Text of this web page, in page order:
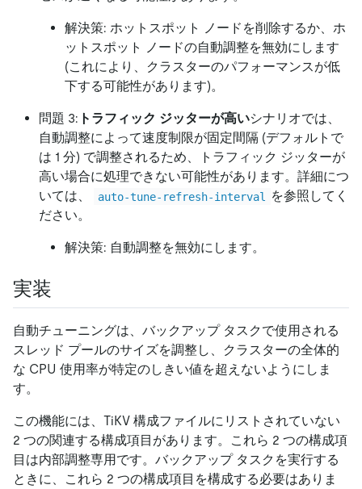
解決策: ホットスポット ノードを削除するか、ホ
ットスポット ノードの自動調整を無効にします
(これにより、クラスターのパフォーマンスが低
下する可能性があります)。
問題 3: トラフィック ジッターが高いシナリオでは、
自動調整によって速度制限が固定間隔 (デフォルトで
は 1 分) で調整されるため、トラフィック ジッターが
高い場合に処理できない可能性があります。詳細につ
いては、
auto-tune-refresh-interval
を参照してく
ださい。
解決策: 自動調整を無効にします。
実装
自動チューニングは、バックアップ タスクで使用される
スレッド プールのサイズを調整し、クラスターの全体的
な CPU 使用率が特定のしきい値を超えないようにしま
す。
この機能には、TiKV 構成ファイルにリストされていない
2 つの関連する構成項目があります。これら 2 つの構成項
目は内部調整専用です。バックアップ タスクを実行する
ときに、これら 2 つの構成項目を構成する必要はありま